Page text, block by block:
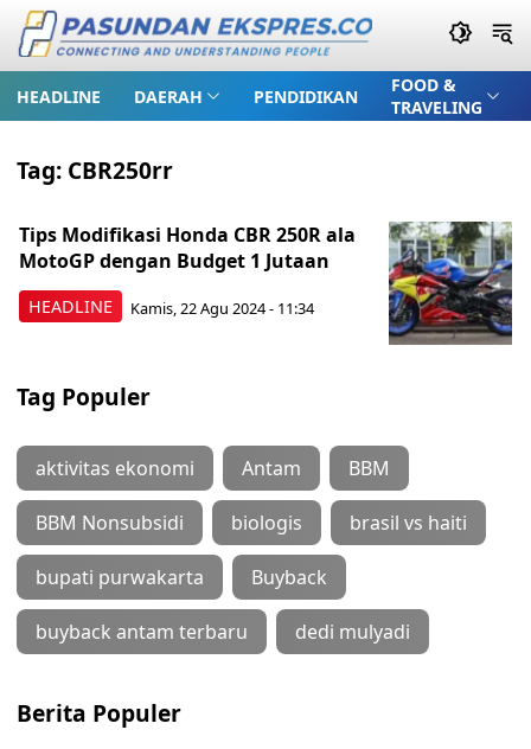
HEADLINE DAERAH PENDIDIKAN
FOOD &
TRAVELING
Tag: CBR250rr
HEADLINE
Tips Modifikasi Honda CBR 250R ala
MotoGP dengan Budget 1 Jutaan
Kamis, 22 Agu 2024 - 11:34
Tag Populer
aktivitas ekonomi Antam BBM
BBM Nonsubsidi biologis brasil vs haiti
bupati purwakarta Buyback
buyback antam terbaru dedi mulyadi
Berita Populer